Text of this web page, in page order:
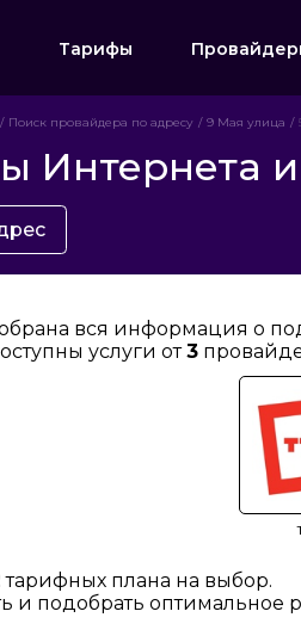
Тарифы
Поиск провайдера по адресу 9 Мая улица
Интернета
вся информация о
услуги от3
тарифных плана на выбор.
и подобрать оптимальное